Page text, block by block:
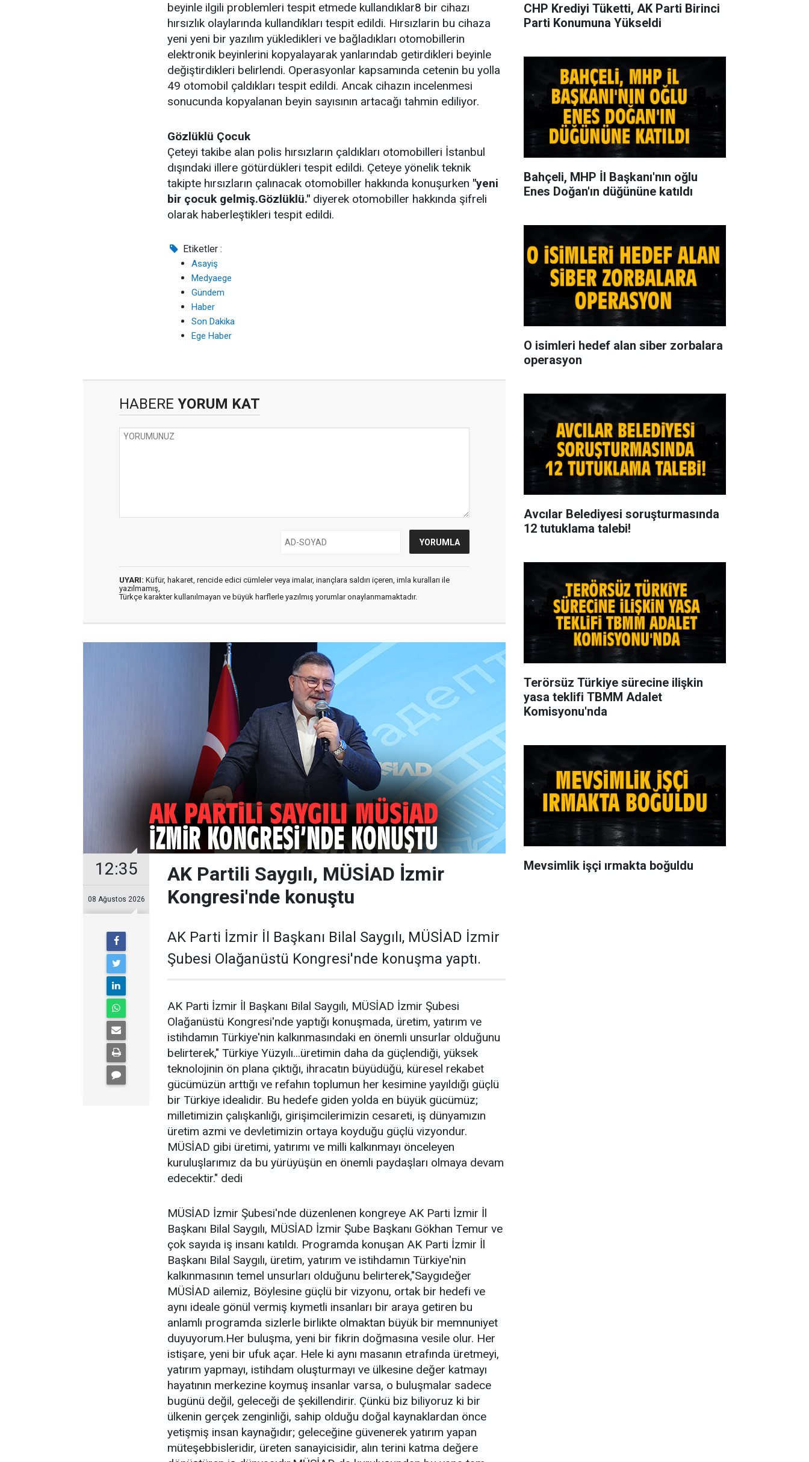
beyinle ilgili problemleri tespit etmede kullandıklar8 bir cihazı
hırsızlık olaylarında kullandïkları tespit edildi. Hırsızlarin bu cihaza
yeni yeni bir yazılım yükledikleri ve bağladıkları otomobillerin
elektronik beyinlerini kopyalayarak yanlarındab getirdikleri beyinle
değiştirdikleri belirlendi. Operasyonlar kapsamında cetenin bu yolla
49 otomobil çaldıkları tespit edildi. Ancak cihazın incelenmesi
sonucunda kopyalanan beyin sayısının artacağı tahmin ediliyor.
Gözlüklü Çocuk
Çeteyi takibe alan polis hırsızların çaldıkları otomobilleri İstanbul
dışındaki illere götürdükleri tespit edildi. Çeteye yönelik teknik
takipte hırsızların çalınacak otomobiller hakkında konuşurken "yeni
bir çocuk gelmiş.Gözlüklü." diyerek otomobiller hakkında şifreli
olarak haberleştikleri tespit edildi.
Etiketler :
Asayiş
Medyaege
Gündem
Haber
Son Dakika
Ege Haber
HABERE YORUM KAT
UYARI: Küfür, hakaret, rencide edici cümleler veya imalar, inançlara saldırı içeren, imla kuralları ile
yazılmamış,
Türkçe karakter kullanılmayan ve büyük harflerle yazılmış yorumlar onaylanmamaktadır.
12:35
08 Ağustos 2026
AK Partili Saygılı, MÜSİAD İzmir
Kongresi'nde konuştu
AK Parti İzmir İl Başkanı Bilal Saygılı, MÜSİAD İzmir
Şubesi Olağanüstü Kongresi'nde konuşma yaptı.
AK Parti İzmir İl Başkanı Bilal Saygılı, MÜSİAD İzmir Şubesi
Olağanüstü Kongresi'nde yaptığı konuşmada, üretim, yatırım ve
istihdamın Türkiye'nin kalkınmasındaki en önemli unsurlar olduğunu
belirterek," Türkiye Yüzyılı...üretimin daha da güçlendiği, yüksek
teknolojinin ön plana çıktığı, ihracatın büyüdüğü, küresel rekabet
gücümüzün arttığı ve refahın toplumun her kesimine yayıldığı güçlü
bir Türkiye idealidir. Bu hedefe giden yolda en büyük gücümüz;
milletimizin çalışkanlığı, girişimcilerimizin cesareti, iş dünyamızın
üretim azmi ve devletimizin ortaya koyduğu güçlü vizyondur.
MÜSİAD gibi üretimi, yatırımı ve milli kalkınmayı önceleyen
kuruluşlarımız da bu yürüyüşün en önemli paydaşları olmaya devam
edecektir." dedi
MÜSİAD İzmir Şubesi'nde düzenlenen kongreye AK Parti İzmir İl
Başkanı Bilal Saygılı, MÜSİAD İzmir Şube Başkanı Gökhan Temur ve
çok sayıda iş insanı katıldı. Programda konuşan AK Parti İzmir İl
Başkanı Bilal Saygılı, üretim, yatırım ve istihdamın Türkiye'nin
kalkınmasının temel unsurları olduğunu belirterek,"Saygıdeğer
MÜSİAD ailemiz, Böylesine güçlü bir vizyonu, ortak bir hedefi ve
aynı ideale gönül vermiş kıymetli insanları bir araya getiren bu
anlamlı programda sizlerle birlikte olmaktan büyük bir memnuniyet
duyuyorum.Her buluşma, yeni bir fikrin doğmasına vesile olur. Her
istişare, yeni bir ufuk açar. Hele ki aynı masanın etrafında üretmeyi,
yatırım yapmayı, istihdam oluşturmayı ve ülkesine değer katmayı
hayatının merkezine koymuş insanlar varsa, o buluşmalar sadece
bugünü değil, geleceği de şekillendirir. Çünkü biz biliyoruz ki bir
ülkenin gerçek zenginliği, sahip olduğu doğal kaynaklardan önce
yetişmiş insan kaynağıdır; geleceğine güvenerek yatırım yapan
müteşebbisleridir, üreten sanayicisidir, alın terini katma değere
CHP Krediyi Tüketti, AK Parti Birinci
Parti Konumuna Yükseldi
Bahçeli, MHP İl Başkanı'nın oğlu
Enes Doğan'ın düğününe katıldı
O isimleri hedef alan siber zorbalara
operasyon
Avcılar Belediyesi soruşturmasında
12 tutuklama talebi!
Terörsüz Türkiye sürecine ilişkin
yasa teklifi TBMM Adalet
Komisyonu'nda
Mevsimlik işçi ırmakta boğuldu